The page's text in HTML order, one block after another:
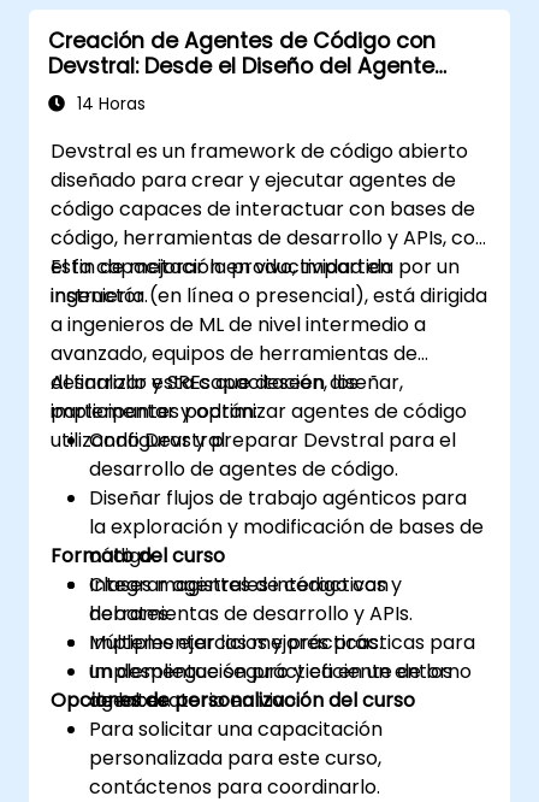
Creación de Agentes de Código con
Devstral: Desde el Diseño del Agente
hasta la Herramienta
14 Horas
Devstral es un framework de código abierto
diseñado para crear y ejecutar agentes de
código capaces de interactuar con bases de
código, herramientas de desarrollo y APIs, con
el fin de mejorar la productividad en
ingeniería.
Esta capacitación en vivo, impartida por un
instructor (en línea o presencial), está dirigida
a ingenieros de ML de nivel intermedio a
avanzado, equipos de herramientas de
desarrollo y SREs que deseen diseñar,
implementar y optimizar agentes de código
utilizando Devstral.
Al finalizar esta capacitación, los
participantes podrán:
Configurar y preparar Devstral para el
desarrollo de agentes de código.
Diseñar flujos de trabajo agénticos para
la exploración y modificación de bases de
código.
Integrar agentes de código con
herramientas de desarrollo y APIs.
Implementar las mejores prácticas para
un despliegue seguro y eficiente de los
agentes.
Formato del curso
Clases magistrales interactivas y
debates.
Múltiples ejercicios y prácticas.
Implementación práctica en un entorno
de laboratorio en vivo.
Opciones de personalización del curso
Para solicitar una capacitación
personalizada para este curso,
contáctenos para coordinarlo.